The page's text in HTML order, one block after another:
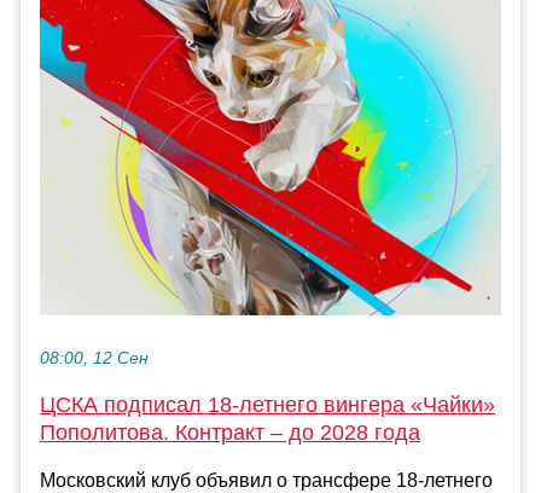
08:00, 12 Сен
ЦСКА подписал 18-летнего вингера «Чайки»
Пополитова. Контракт – до 2028 года
Московский клуб объявил о трансфере 18-летнего